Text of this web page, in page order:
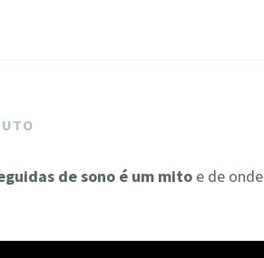
de sono é um mito e de onde